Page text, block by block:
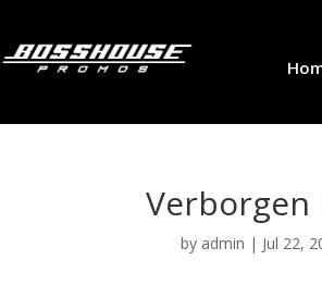
Verborgen
by admin | Jul 22,